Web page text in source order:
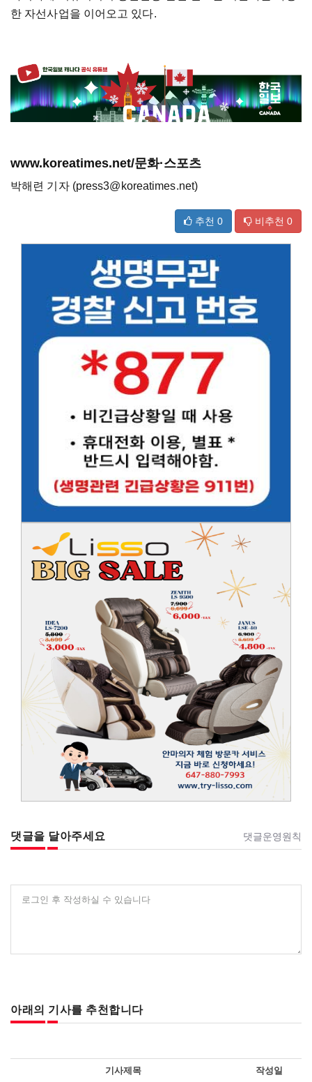
한 자선사업을 이어오고 있다.
www.koreatimes.net/문화·스포츠
박해련 기자 (press3@koreatimes.net)
추천 0 비추천 0
댓글을 달아주세요 댓글운영원칙
로그인 후 작성하실 수 있습니다
아래의 기사를 추천합니다
기사제목 작성일